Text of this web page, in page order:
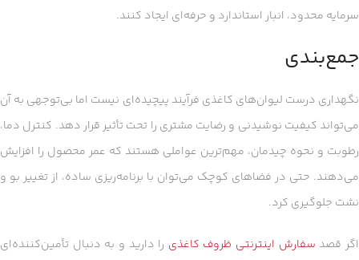
سرمایه محدود، انبار استاندارد و حرفه‌ای ایجاد کنند.
جمع‌بندی
نگهداری درست لیوان‌های کاغذی فرآیند پیچیده‌ای نیست اما بی‌توجهی به آن
می‌تواند کیفیت نوشیدنی و رضایت مشتری را تحت تأثیر قرار دهد. کنترل دما،
رطوبت و نحوه چیدمان، مهم‌ترین عواملی هستند که عمر محصول را افزایش
می‌دهند. حتی در فضاهای کوچک می‌توان با برنامه‌ریزی ساده، از تغییر بو و
نشت جلوگیری کرد.
اگر قصد سفارش اینترنتی ظروف کاغذی را دارید و به دنبال تأمین‌کننده‌ای